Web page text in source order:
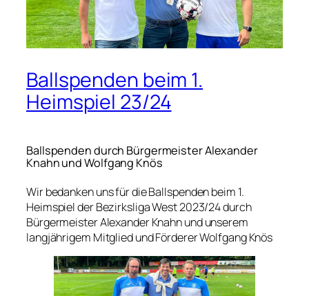
Ballspenden beim 1.
Heimspiel 23/24
Ballspenden durch Bürgermeister Alexander
Knahn und Wolfgang Knös
Wir bedanken uns für die Ballspenden beim 1.
Heimspiel der Bezirksliga West 2023/24 durch
Bürgermeister Alexander Knahn und unserem
langjährigem Mitglied und Förderer Wolfgang Knös